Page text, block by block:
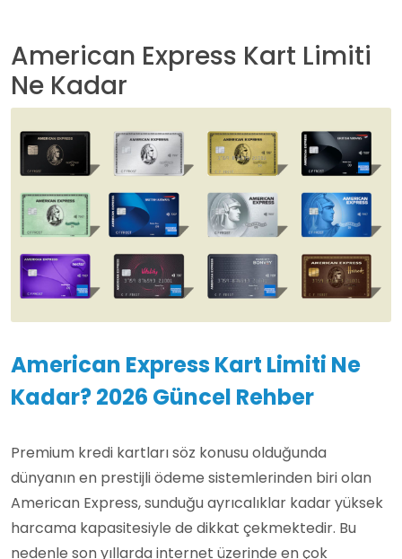
American Express Kart Limiti
Ne Kadar
American Express Kart Limiti Ne
Kadar? 2026 Güncel Rehber
Premium kredi kartları söz konusu olduğunda
dünyanın en prestijli ödeme sistemlerinden biri olan
American Express, sunduğu ayrıcalıklar kadar yüksek
harcama kapasitesiyle de dikkat çekmektedir. Bu
nedenle son yıllarda internet üzerinde en çok